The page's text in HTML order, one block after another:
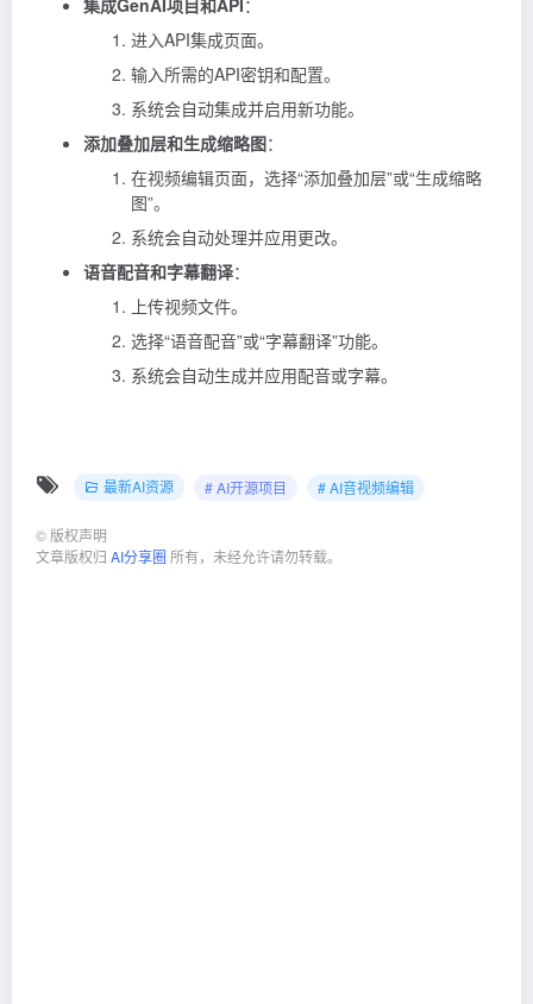
集成GenAI项目和API：
进入API集成页面。
输入所需的API密钥和配置。
系统会自动集成并启用新功能。
添加叠加层和生成缩略图：
在视频编辑页面，选择“添加叠加层”或“生成缩略
图”。
系统会自动处理并应用更改。
语音配音和字幕翻译：
上传视频文件。
选择“语音配音”或“字幕翻译”功能。
系统会自动生成并应用配音或字幕。
最新AI资源 # AI开源项目 # AI音视频编辑
©版权声明
文章版权归 AI分享圈 所有，未经允许请勿转载。